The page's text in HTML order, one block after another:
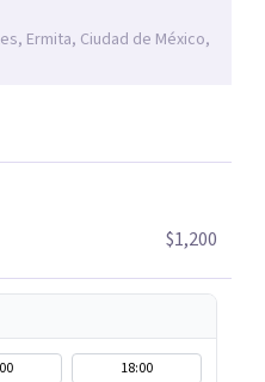
Ermita, Ciudad de México,
$1,200
18:00